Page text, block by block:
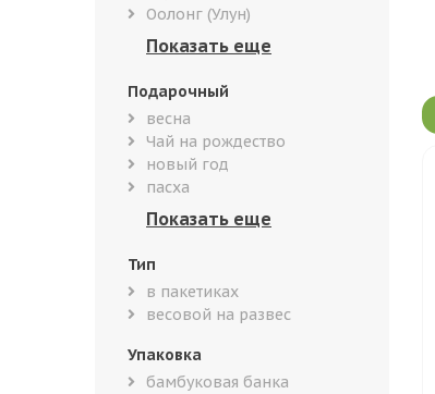
Оолонг (Улун)
Подарочный
весна
Чай на рождество
новый год
пасха
Тип
в пакетиках
весовой на развес
Упаковка
бамбуковая банка